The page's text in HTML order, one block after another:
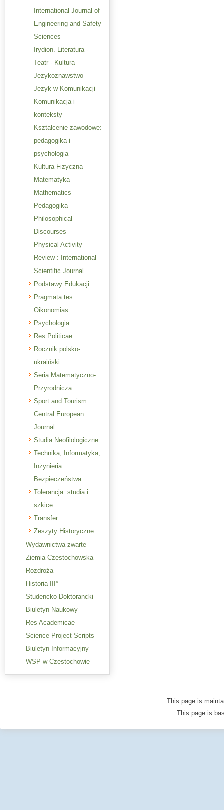
International Journal of
Engineering and Safety
Sciences
Irydion. Literatura -
Teatr - Kultura
Językoznawstwo
Język w Komunikacji
Komunikacja i
konteksty
Kształcenie zawodowe:
pedagogika i
psychologia
Kultura Fizyczna
Matematyka
Mathematics
Pedagogika
Philosophical
Discourses
Physical Activity
Review : International
Scientific Journal
Podstawy Edukacji
Pragmata tes
Oikonomias
Psychologia
Res Politicae
Rocznik polsko-
ukraiński
Seria Matematyczno-
Przyrodnicza
Sport and Tourism.
Central European
Journal
Studia Neofilologiczne
Technika, Informatyka,
Inżynieria
Bezpieczeństwa
Tolerancja: studia i
szkice
Transfer
Zeszyty Historyczne
Wydawnictwa zwarte
Ziemia Częstochowska
Rozdroża
Historia III°
Studencko-Doktorancki
Biuletyn Naukowy
Res Academicae
Science Project Scripts
Biuletyn Informacyjny
WSP w Częstochowie
This page is
This page is